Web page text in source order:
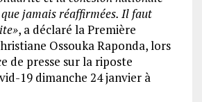
jamais réaffirmées. Il faut
, a déclaré la Première
Ossouka Raponda, lors
de presse sur la riposte
19 dimanche 24 janvier à